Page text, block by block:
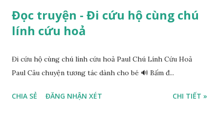
Đọc truyện - Đi cứu hộ cùng chú
lính cứu hoả
Đi cứu hộ cùng chú lính cứu hoả Paul Chú Lính Cứu Hoả
Paul Câu chuyện tương tác dành cho bé 🔊 Bấm đ...
CHIA SẺ ĐĂNG NHẬN XÉT CHI TIẾT »